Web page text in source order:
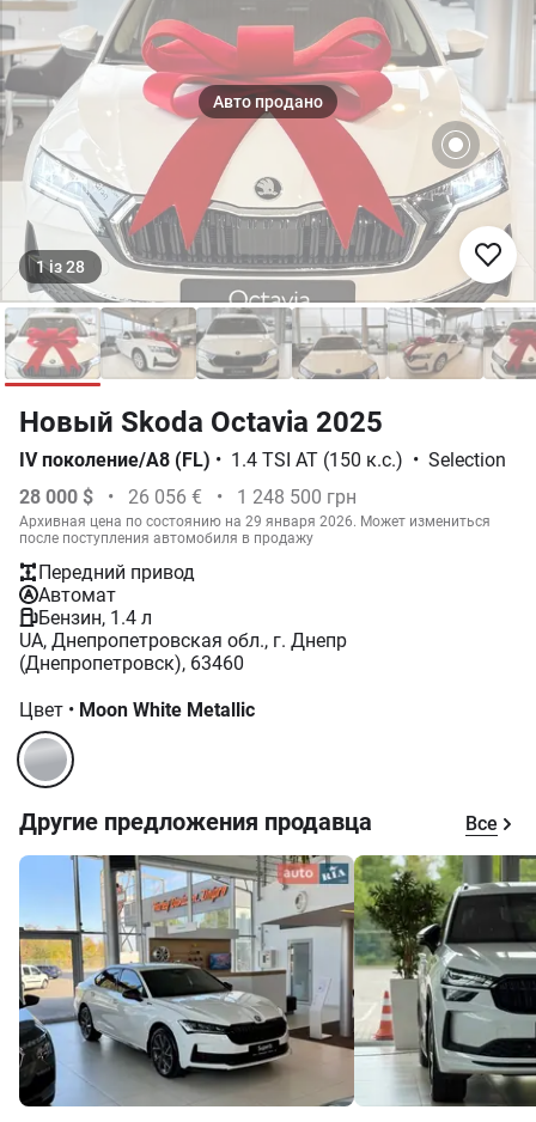
1із28
Новый Skoda Octavia 2025
IV поколение/A8 (FL) • 1.4 TSI AT (150 к.с.) • Selection
28 000 $
• 26 056 € • 1 248 500 грн
Архивная цена по состоянию на 29 января 2026. Может измениться
после поступления автомобиля в продажу
Передний привод
Автомат
Бензин, 1.4 л
UA, Днепропетровская обл., г. Днепр
(Днепропетровск), 63460
Цвет • Moon White Metallic
Другие предложения продавца Все